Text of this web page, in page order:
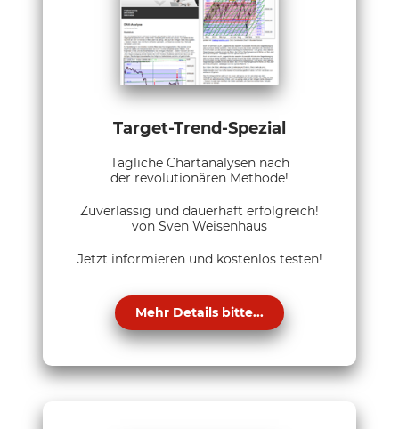
Target-Trend-Spezial
Tägliche Chartanalysen nach
der revolutionären Methode!
Zuverlässig und dauerhaft erfolgreich!
von Sven Weisenhaus
Jetzt informieren und kostenlos testen!
Mehr Details bitte...